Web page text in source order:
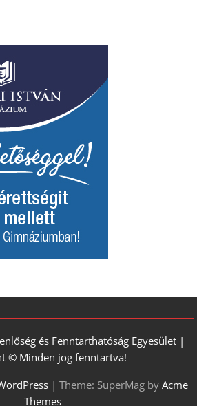
és Fenntarthatóság Egyesület |
© Minden jog fenntartva!
| Theme: SuperMag by Acme
Themes